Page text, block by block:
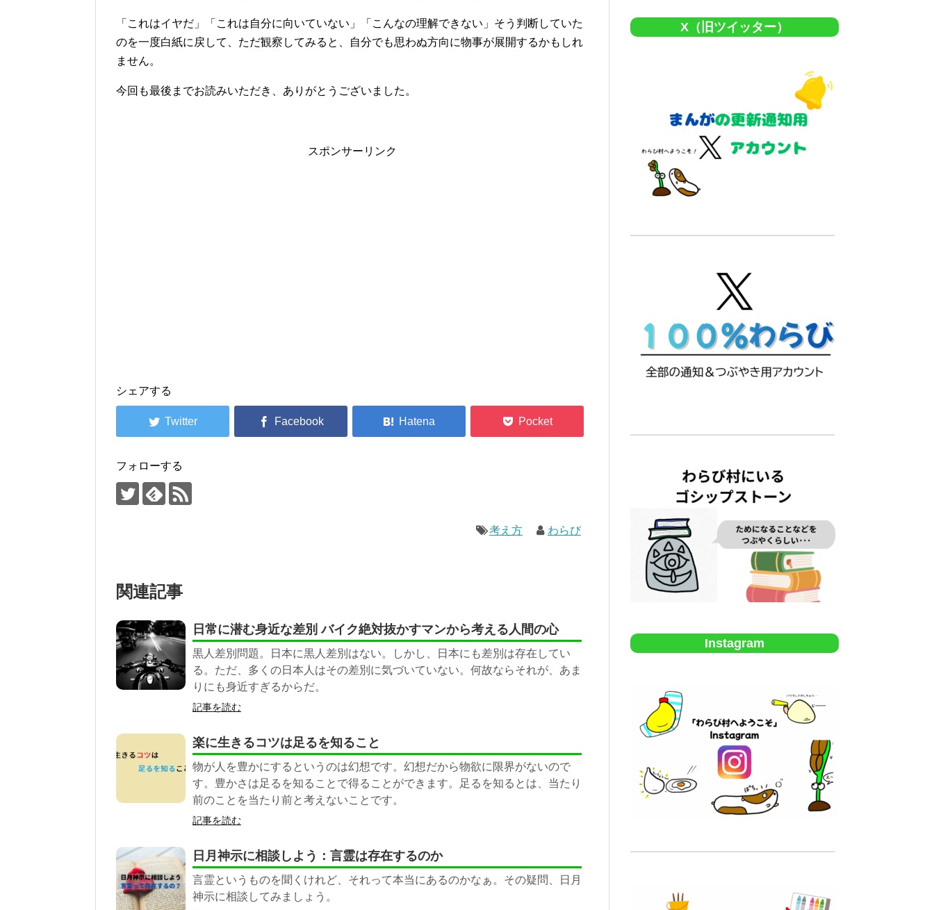
「これはイヤだ」「これは自分に向いていない」「こんなの理解できない」そう判断していた
のを一度白紙に戻して、ただ観察してみると、自分でも思わぬ方向に物事が展開するかもしれ
ません。
今回も最後までお読みいただき、ありがとうございました。
スポンサーリンク
シェアする
フォローする
考え方 わらび
関連記事
日常に潜む身近な差別 バイク絶対抜かすマンから考える人間の心
黒人差別問題。日本に黒人差別はない。しかし、日本にも差別は存在してい
る。ただ、多くの日本人はその差別に気づいていない。何故ならそれが、あま
りにも身近すぎるからだ。
記事を読む
楽に生きるコツは足るを知ること
物が人を豊かにするというのは幻想です。幻想だから物欲に限界がないので
す。豊かさは足るを知ることで得ることができます。足るを知るとは、当たり
前のことを当たり前と考えないことです。
記事を読む
日月神示に相談しよう：言霊は存在するのか
言霊というものを聞くけれど、それって本当にあるのかなぁ。その疑問、日月
神示に相談してみましょう。
X（旧ツイッター）
Instagram